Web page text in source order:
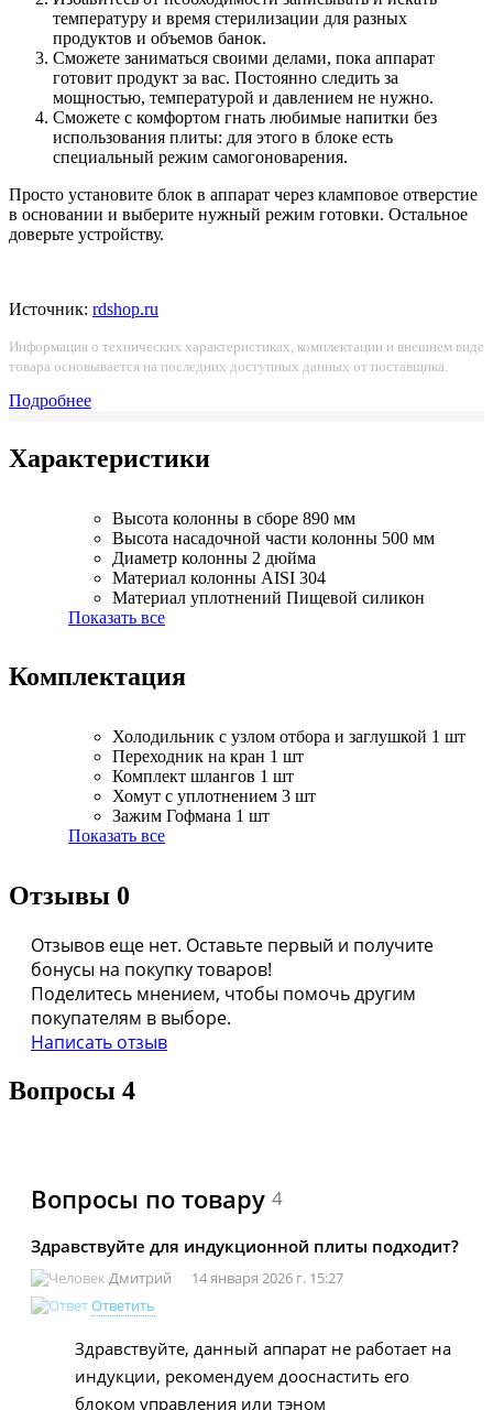
температуру и время стерилизации для разных
продуктов и объемов банок.
Сможете заниматься своими делами, пока аппарат
готовит продукт за вас. Постоянно следить за
мощностью, температурой и давлением не нужно.
Сможете с комфортом гнать любимые напитки без
использования плиты: для этого в блоке есть
специальный режим самогоноварения.
Просто установите блок в аппарат через кламповое отверстие
в основании и выберите нужный режим готовки. Остальное
доверьте устройству.
Источник: rdshop.ru
Информация о технических характеристиках, комплектации и внешнем виде
товара основывается на последних доступных данных от поставщика.
Подробнее
Характеристики
Высота колонны в сборе 890 мм
Высота насадочной части колонны 500 мм
Диаметр колонны 2 дюйма
Материал колонны AISI 304
Материал уплотнений Пищевой силикон
Показать все
Комплектация
Холодильник с узлом отбора и заглушкой 1 шт
Переходник на кран 1 шт
Комплект шлангов 1 шт
Хомут с уплотнением 3 шт
Зажим Гофмана 1 шт
Показать все
Отзывы 0
Отзывов еще нет. Оставьте первый и получите
бонусы на покупку товаров!
Поделитесь мнением, чтобы помочь другим
покупателям в выборе.
Написать отзыв
Вопросы 4
Вопросы по товару 4
Здравствуйте для индукционной плиты подходит?
Дмитрий
14 января 2026 г. 15:27
Ответить
Здравствуйте, данный аппарат не работает на
индукции, рекомендуем дооснастить его
блоком управления или тэном